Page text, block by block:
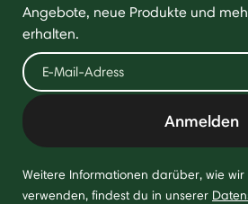
Angebote, neue Produkte und
erhalten.
Anmelden
Weitere Informationen darüber, wie
verwenden, findest du in unserer